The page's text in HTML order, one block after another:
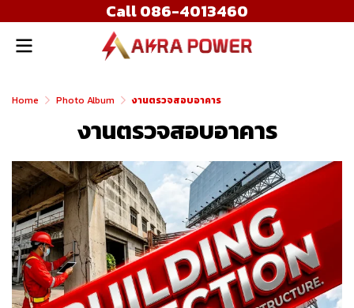
Call 086-4013460
Home Photo Album งานตรวจสอบอาคาร
งานตรวจสอบอาคาร